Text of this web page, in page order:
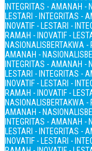
INTEGRITAS - AMANAH -
LESTARI - INTEGRITAS -
INOVATIF - LESTARI -
RAMAH - INOVATIF -
NASIONALISBERTAKWA -
AMANAH - NASIONALIS
INTEGRITAS - AMANAH -
LESTARI - INTEGRITAS -
INOVATIF - LESTARI -
RAMAH - INOVATIF -
NASIONALISBERTAKWA -
AMANAH - NASIONALIS
INTEGRITAS - AMANAH -
LESTARI - INTEGRITAS -
INOVATIF - LESTARI -